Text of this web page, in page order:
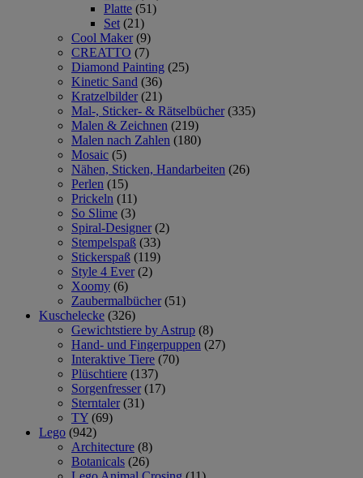
Platte (51)
Set (21)
Cool Maker (9)
CREATTO (7)
Diamond Painting (25)
Kinetic Sand (36)
Kratzelbilder (21)
Mal-, Sticker- & Rätselbücher (335)
Malen & Zeichnen (219)
Malen nach Zahlen (180)
Mosaic (5)
Nähen, Sticken, Handarbeiten (26)
Perlen (15)
Prickeln (11)
So Slime (3)
Spiral-Designer (2)
Stempelspaß (33)
Stickerspaß (119)
Style 4 Ever (2)
Xoomy (6)
Zaubermalbücher (51)
Kuschelecke (326)
Gewichtstiere by Astrup (8)
Hand- und Fingerpuppen (27)
Interaktive Tiere (70)
Plüschtiere (137)
Sorgenfresser (17)
Sterntaler (31)
TY (69)
Lego (942)
Architecture (8)
Botanicals (26)